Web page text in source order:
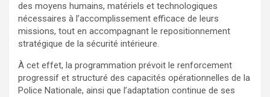
des moyens humains, matériels et technologiques
nécessaires à l’accomplissement efficace de leurs
missions, tout en accompagnant le repositionnement
stratégique de la sécurité intérieure.
À cet effet, la programmation prévoit le renforcement
progressif et structuré des capacités opérationnelles de la
Police Nationale, ainsi que l’adaptation continue de ses